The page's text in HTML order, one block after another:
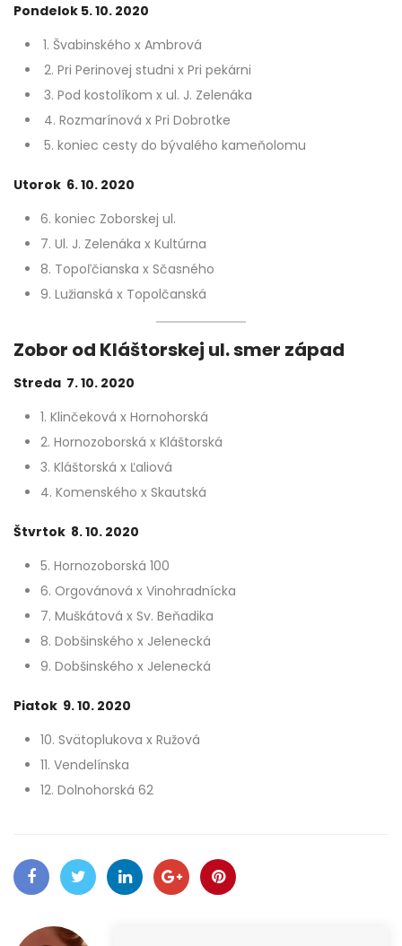
Pondelok 5. 10. 2020
1. Švabinského x Ambrová
2. Pri Perinovej studni x Pri pekárni
3. Pod kostolíkom x ul. J. Zelenáka
4. Rozmarínová x Pri Dobrotke
5. koniec cesty do bývalého kameňolomu
Utorok 6. 10. 2020
6. koniec Zoborskej ul.
7. Ul. J. Zelenáka x Kultúrna
8. Topoľčianska x Sčasného
9. Lužianská x Topolčanská
Zobor od Kláštorskej ul. smer západ
Streda 7. 10. 2020
1. Klinčeková x Hornohorská
2. Hornozoborská x Kláštorská
3. Kláštorská x Ľaliová
4. Komenského x Skautská
Štvrtok 8. 10. 2020
5. Hornozoborská 100
6. Orgovánová x Vinohradnícka
7. Muškátová x Sv. Beňadika
8. Dobšinského x Jelenecká
9. Dobšinského x Jelenecká
Piatok 9. 10. 2020
10. Svätoplukova x Ružová
11. Vendelínska
12. Dolnohorská 62